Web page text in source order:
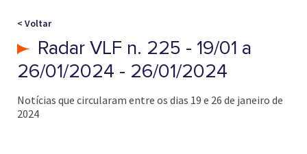
< Voltar
Radar VLF n. 225 - 19/01 a
26/01/2024 - 26/01/2024
Notícias que circularam entre os dias 19 e 26 de janeiro de
2024